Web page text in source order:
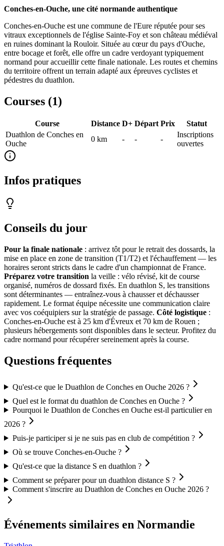
Conches-en-Ouche, une cité normande authentique
Conches-en-Ouche est une commune de l'Eure réputée pour ses
vitraux exceptionnels de l'église Sainte-Foy et son château médiéval
en ruines dominant la Rouloir. Située au cœur du pays d'Ouche,
entre bocage et forêt, elle offre un cadre verdoyant typiquement
normand pour accueillir cette finale nationale. Les routes et chemins
du territoire offrent un terrain adapté aux épreuves cyclistes et
pédestres du duathlon.
Courses (1)
Course Distance D+ Départ Prix
Statut
Duathlon de Conches en
Ouche
0 km - - -
Inscriptions
ouvertes
Infos pratiques
Conseils du jour
Pour la finale nationale : arrivez tôt pour le retrait des dossards, la
mise en place en zone de transition (T1/T2) et l'échauffement — les
horaires seront stricts dans le cadre d'un championnat de France.
Préparez votre transition la veille : vélo révisé, kit de course
organisé, numéros de dossard fixés. En duathlon S, les transitions
sont déterminantes — entraînez-vous à chausser et déchausser
rapidement. Le format équipe nécessite une communication claire
avec vos coéquipiers sur la stratégie de passage. Côté logistique :
Conches-en-Ouche est à 25 km d'Évreux et 70 km de Rouen ;
plusieurs hébergements sont disponibles dans le secteur. Profitez du
cadre normand pour récupérer sereinement après la course.
Questions fréquentes
Qu'est-ce que le Duathlon de Conches en Ouche 2026 ?
Quel est le format du duathlon de Conches en Ouche ?
Pourquoi le Duathlon de Conches en Ouche est-il particulier en
2026 ?
Puis-je participer si je ne suis pas en club de compétition ?
Où se trouve Conches-en-Ouche ?
Qu'est-ce que la distance S en duathlon ?
Comment se préparer pour un duathlon distance S ?
Comment s'inscrire au Duathlon de Conches en Ouche 2026 ?
Événements similaires en Normandie